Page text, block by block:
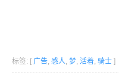
标签: [ 广告, 感人, 梦, 活着, 骑士 ]